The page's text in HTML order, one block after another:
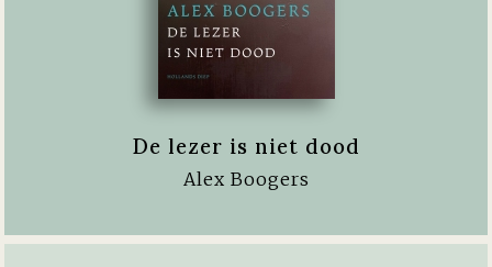
De lezer is niet dood
Alex Boogers